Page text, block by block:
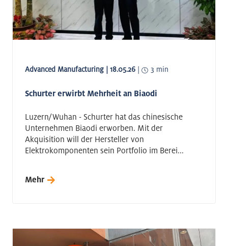
Advanced Manufacturing | 18.05.26 | 3 min
Schurter erwirbt Mehrheit an Biaodi
Luzern/Wuhan - Schurter hat das chinesische
Unternehmen Biaodi erworben. Mit der
Akquisition will der Hersteller von
Elektrokomponenten sein Portfolio im Berei...
Mehr